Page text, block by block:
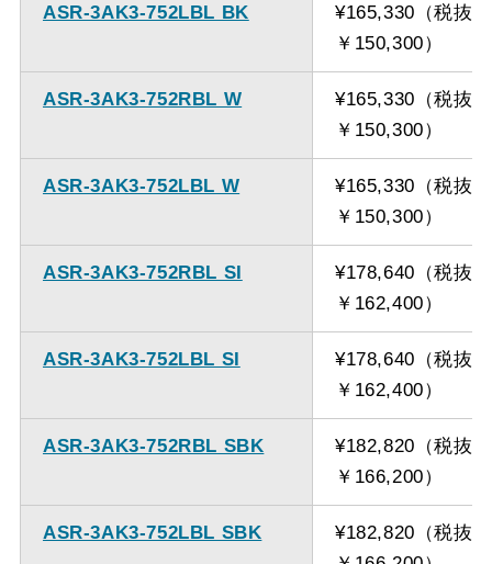
ASR-3AK3-752LBL BK
¥165,330（税抜
￥150,300）
ASR-3AK3-752RBL W
¥165,330（税抜
￥150,300）
ASR-3AK3-752LBL W
¥165,330（税抜
￥150,300）
ASR-3AK3-752RBL SI
¥178,640（税抜
￥162,400）
ASR-3AK3-752LBL SI
¥178,640（税抜
￥162,400）
ASR-3AK3-752RBL SBK
¥182,820（税抜
￥166,200）
ASR-3AK3-752LBL SBK
¥182,820（税抜